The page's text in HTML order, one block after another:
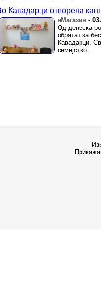
Кавадарци отворена
еМагазин -
Од денеска
обратат за
Кавадарци.
семејство…